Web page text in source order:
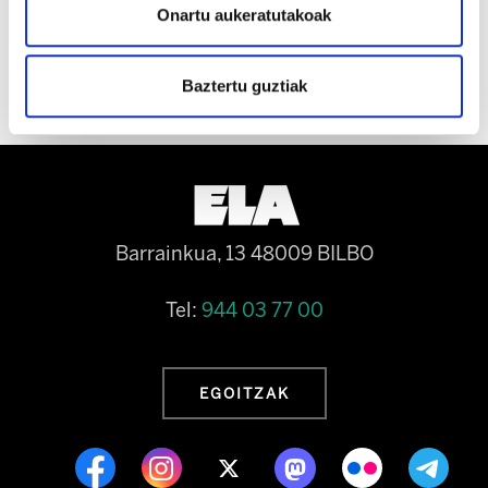
Onartu aukeratutakoak
Baztertu guztiak
dute sekula hitzarmen onik ekarri.
Barrainkua, 13 48009 BILBO
Tel: 944 03 77 00
EGOITZAK